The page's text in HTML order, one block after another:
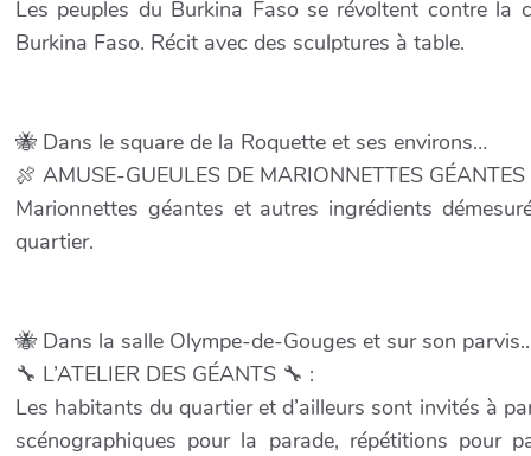
Les peuples du Burkina Faso se révoltent contre la
Burkina Faso. Récit avec des sculptures à table.
🐝 Dans le square de la Roquette et ses environs…
🍖 AMUSE-GUEULES DE MARIONNETTES GÉANTES
Marionnettes géantes et autres ingrédients
quartier.
🐝 Dans la salle Olympe-de-Gouges et sur son
🔧 L’ATELIER DES GÉANTS 🔧 :
Les habitants du quartier et d’ailleurs sont invités à
scénographiques pour la parade, répétitions pour